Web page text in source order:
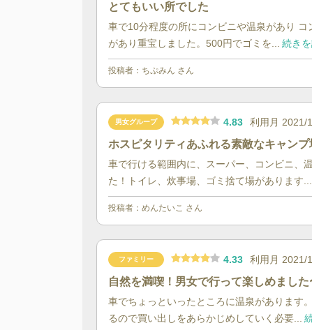
とてもいい所でした
車で10分程度の所にコンビニや温泉があり
があり重宝しました。500円でゴミを...
続き
投稿者： ちぷみん さん
男女グループ 4.83 利用月 2021/
ホスピタリティあふれる素敵なキャンプ
車で行ける範囲内に、スーパー、コンビニ、
た！トイレ、炊事場、ゴミ捨て場があります...
投稿者： めんたいこ さん
ファミリー 4.33 利用月 2021/
自然を満喫！男女で行って楽しめました
車でちょっといったところに温泉があります
るので買い出しをあらかじめしていく必要...